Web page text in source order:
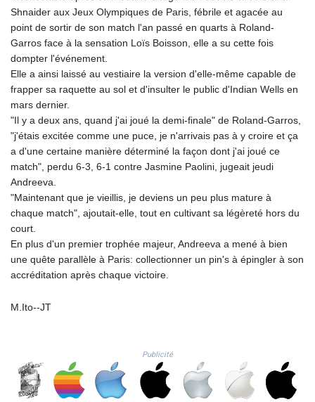
MUR 54.419742
MVR 17.862733
MWK
1998.775164
MYR 4.728715
MZN 73.882892
NGN
1577.963717
NIO 42.419473
NOK 10.99759
NZD 1.966719
OMR 0.442445
PEN 3.903651
PGK 5.093937
RON 5.244583
RSD 117.338542
Shnaider aux Jeux Olympiques de Paris, fébrile et agacée au
point de sortir de son match l'an passé en quarts à Roland-
Garros face à la sensation Loïs Boisson, elle a su cette fois
dompter l'événement.
Elle a ainsi laissé au vestiaire la version d'elle-même capable de
frapper sa raquette au sol et d'insulter le public d'Indian Wells en
mars dernier.
"Il y a deux ans, quand j'ai joué la demi-finale" de Roland-Garros,
"j'étais excitée comme une puce, je n'arrivais pas à y croire et ça
a d'une certaine manière déterminé la façon dont j'ai joué ce
match", perdu 6-3, 6-1 contre Jasmine Paolini, jugeait jeudi
Andreeva.
"Maintenant que je vieillis, je deviens un peu plus mature à
chaque match", ajoutait-elle, tout en cultivant sa légèreté hors du
court.
En plus d'un premier trophée majeur, Andreeva a mené à bien
une quête parallèle à Paris: collectionner un pin's à épingler à son
accréditation après chaque victoire.
M.Ito--JT
Publicité